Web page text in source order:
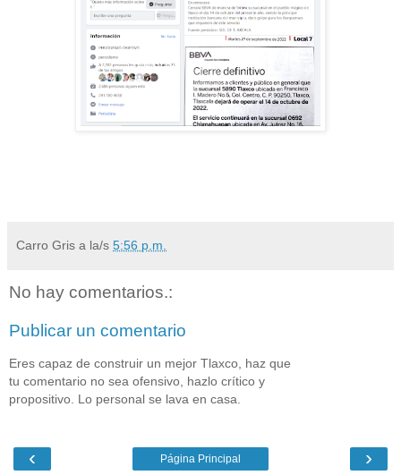
Carro Gris a la/s 5:56 p.m.
No hay comentarios.:
Publicar un comentario
Eres capaz de construir un mejor Tlaxco, haz que
tu comentario no sea ofensivo, hazlo crítico y
propositivo. Lo personal se lava en casa.
‹ ›
Página Principal